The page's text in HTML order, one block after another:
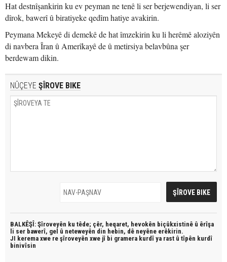
Hat destnîşankirin ku ev peyman ne tenê li ser berjewendiyan, li ser
dîrok, bawerî û biratiyeke qedîm hatiye avakirin.
Peymana Mekeyê di demekê de hat îmzekirin ku li herêmê aloziyên
di navbera Îran û Amerîkayê de û metirsiya belavbûna şer
berdewam dikin.
NÛÇEYE ŞÎROVE BIKE
BALKÊŞÎ: Şîroveyên ku têde; çêr, heqaret, hevokên biçûkxistinê û êrîşa
li ser bawerî, gel û neteweyên din hebin, dê neyêne erêkirin.
JI kerema xwe re şîroveyên xwe jî bi gramera kurdî ya rast û tîpên kurdî
binivîsin